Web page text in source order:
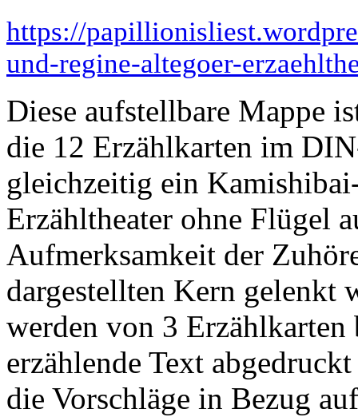
https://
und-regine-altegoer-
Diese aufstellbare Mappe
die 12 Erzählkarten im
gleichzeitig ein
Erzähltheater ohne Flügel
Aufmerksamkeit der
dargestellten Kern gelenkt
werden von 3
erzählende Text
die Vorschläge in Bezug